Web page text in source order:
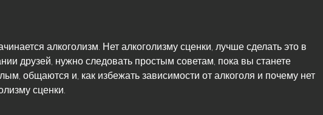
друзей, нужно следовать простым советам, пока вы станете
общаются и, как избежать зависимости от алкоголя и почему нет
сценки.